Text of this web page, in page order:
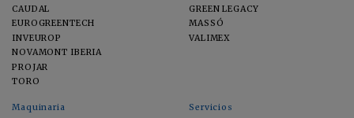
CAUDAL
EUROGREENTECH
INVEUROP
NOVAMONT IBERIA
PROJAR
TORO
GREEN LEGACY
MASSÓ
VALIMEX
Maquinaria
Servicios